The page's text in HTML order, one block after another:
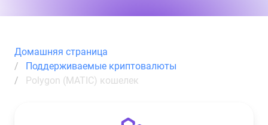
Домашняя страница
Поддерживаемые криптовалюты
Polygon (MATIC) кошелек